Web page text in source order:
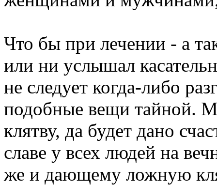
Что бы при лечении - а
или ни услышал
не следует когда-либо
подобные вещи тайной.
клятву, да будет дано
славе у всех людей на
же и дающему ложную